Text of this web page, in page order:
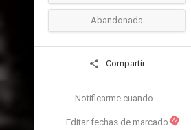
Abandonada
Compartir
Notificarme cuando...
Editar fechas de marcado N